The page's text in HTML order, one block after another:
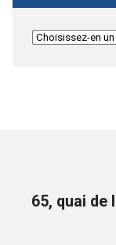
65, quai de